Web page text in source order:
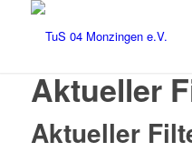
Aktueller
Aktueller